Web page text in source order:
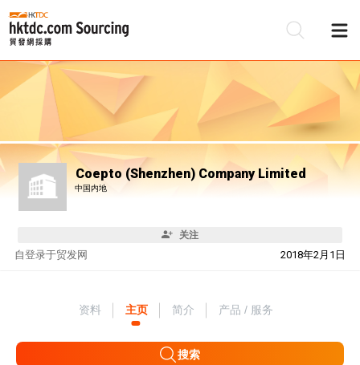
Coepto (Shenzhen) Company Limited
中国内地
关注
自 2018年2月1日
登录于贸发网
资料 主页 简介 产品 / 服务
搜索